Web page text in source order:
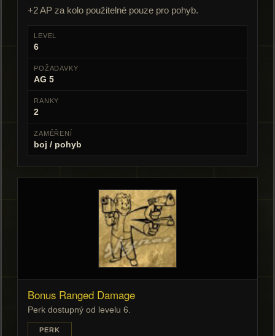
+2 AP za kolo použitelné pouze pro pohyb.
LEVEL
6
POŽADAVKY
AG 5
RANKY
2
ZAMĚŘENÍ
boj / pohyb
Bonus Ranged Damage
Perk dostupný od levelu 6.
PERK